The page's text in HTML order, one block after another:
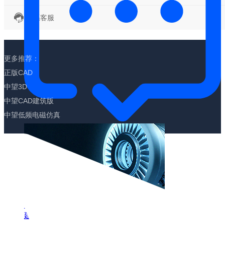
建模内核
联系客服
更多推荐：
正版CAD
中望3D
中望CAD建筑版
中望低频电磁仿真